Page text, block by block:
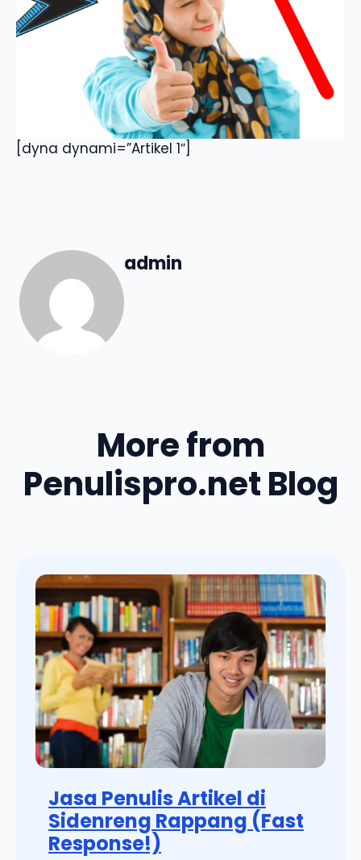
[dyna dynami=”Artikel 1″]
admin
More from
Penulispro.net Blog
Jasa Penulis Artikel di
Sidenreng Rappang (Fast
Response!)